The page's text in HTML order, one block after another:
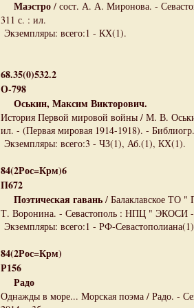
Маэстро / сост. А. А. Миронова. -
311 с. : ил.
Экземпляры: всего:1 - КХ(1).
68.35(0)532.2
О-798
Оськин, Максим Викторович.
История Первой мировой войны / М. В.
ил. - (Первая мировая 1914-1918). -
Экземпляры: всего:3 - ЧЗ(1), Аб.(1), КХ(1).
84(2Рос=Крм)6
П672
Поэтическая гавань / Балаклавское ТО "
Т. Воронина. - Севастополь : НПЦ " ЭКОСИ -
Экземпляры: всего:1 - РФ-
84(2Рос=Крм)
Р156
Радо
Однажды в море... Морская поэма / Радо. -